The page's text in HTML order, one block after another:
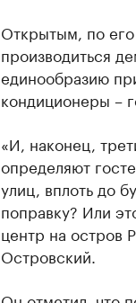
Открытым, по его
производиться
единообразию
кондиционеры –
«И, наконец,
определяют
улиц, вплоть до
поправку? Или
центр на остров
Островский.